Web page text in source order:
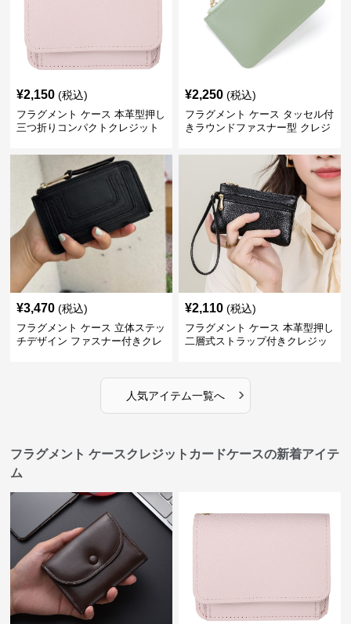
¥2,150 (税込)
フラグメント ケース 本革型押し
三つ折りコンパクトクレジット
¥2,250 (税込)
フラグメント ケース タッセル付
きラウンドファスナー型 クレジ
¥3,470 (税込)
フラグメント ケース 立体ステッ
チデザイン ファスナー付きクレ
¥2,110 (税込)
フラグメント ケース 本革型押し
二層式ストラップ付きクレジッ
人気アイテム一覧へ ›
フラグメント ケースクレジットカードケースの新着アイテ
ム